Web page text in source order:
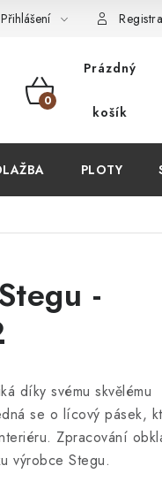
PROHLÍDKA
Přihlášení
NÁKUPNÍ
Prázdný
košík
PLOTY
-
díky svému skvělému
se o lícový pásek,
Zpracování
výrobce Stegu.